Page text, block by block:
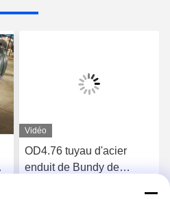
Vidéo
OD4.76 tuyau d'acier
enduit de Bundy de